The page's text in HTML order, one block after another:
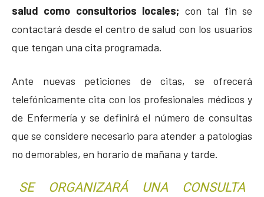
salud como consultorios locales; con tal fin se
contactará desde el centro de salud con los usuarios
que tengan una cita programada.
Ante nuevas peticiones de citas, se ofrecerá
telefónicamente cita con los profesionales médicos y
de Enfermería y se definirá el número de consultas
que se considere necesario para atender a patologías
no demorables, en horario de mañana y tarde.
SE ORGANIZARÁ UNA CONSULTA